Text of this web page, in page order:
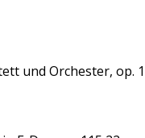
und Orchester, op.